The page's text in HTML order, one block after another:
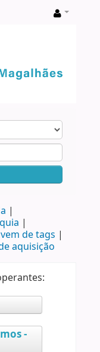
de tags
aquisição
-